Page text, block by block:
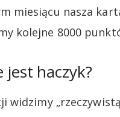
miesiącu nasza
kolejne 8000
jest haczyk?
widzimy